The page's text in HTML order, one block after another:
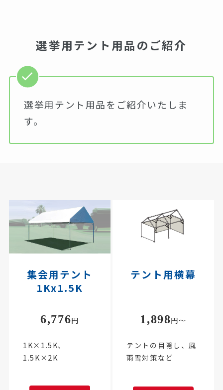
選挙用テント用品のご紹介
選挙用テント用品をご紹介いたしま
す。
集会用テント
1Kx1.5K
6,776円
1K×1.5K、
1.5K×2K
テント用横幕
1,898円～
テントの目隠し、風
雨雪対策など